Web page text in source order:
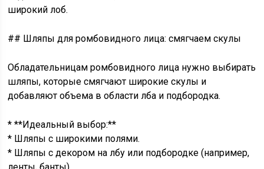
широкий лоб.
## Шляпы для ромбовидного лица: смягчаем скулы
Обладательницам ромбовидного лица нужно выбирать
шляпы, которые смягчают широкие скулы и
добавляют объема в области лба и подбородка.
* **Идеальный выбор:**
* Шляпы с широкими полями.
* Шляпы с декором на лбу или подбородке (например,